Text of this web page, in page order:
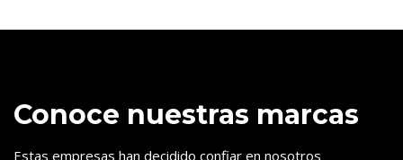
Conoce nuestras marcas
Estas empresas han decidido confiar en nosotros